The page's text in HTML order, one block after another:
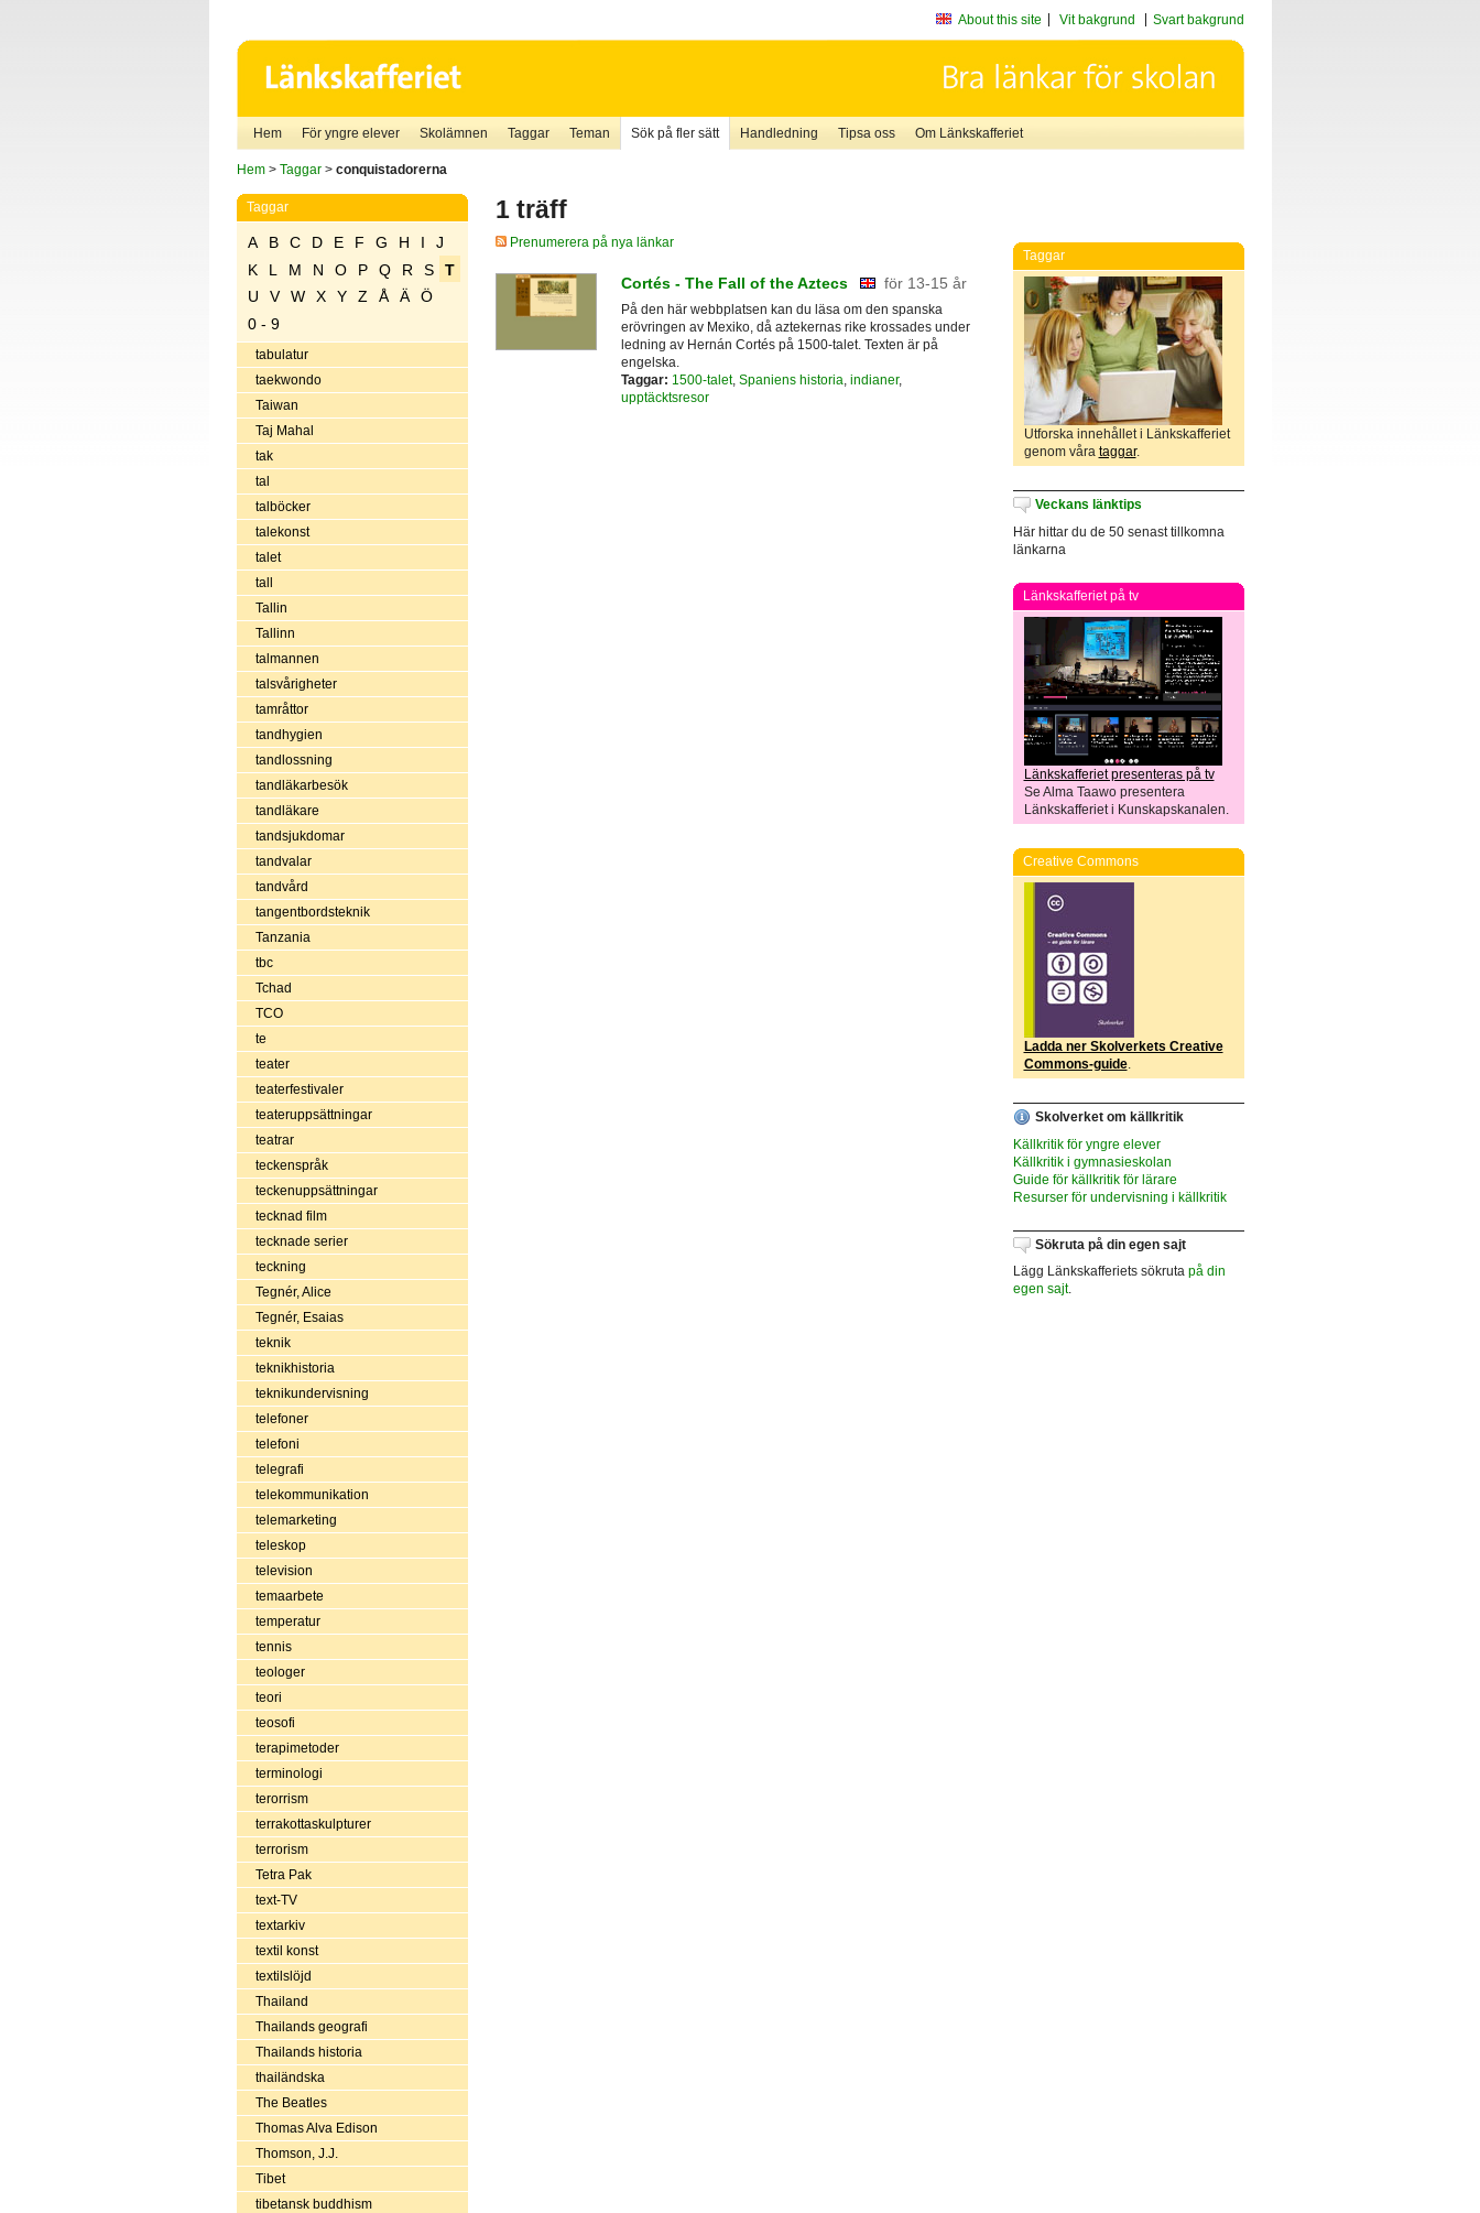
About this site Vit bakgrund Svart bakgrund
Hem För yngre elever Skolämnen Taggar Teman Sök på fler sätt Handledning Tipsa oss Om Länkskafferiet
Hem> Taggar> conquistadorerna
Taggar
A B C D E F G H I
J
K
L M N O P Q R S
T
U
V W X Y Z Å Ä
Ö
0 - 9
tabulatur
taekwondo
Taiwan
Taj Mahal
tak
tal
talböcker
talekonst
talet
tall
Tallin
Tallinn
talmannen
talsvårigheter
tamråttor
tandhygien
tandlossning
tandläkarbesök
tandläkare
tandsjukdomar
tandvalar
tandvård
tangentbordsteknik
Tanzania
tbc
Tchad
TCO
te
teater
teaterfestivaler
teateruppsättningar
teatrar
teckenspråk
teckenuppsättningar
tecknad film
tecknade serier
teckning
Tegnér, Alice
Tegnér, Esaias
teknik
teknikhistoria
teknikundervisning
telefoner
telefoni
telegrafi
telekommunikation
telemarketing
teleskop
television
temaarbete
temperatur
tennis
teologer
teori
teosofi
terapimetoder
terminologi
terorrism
terrakottaskulpturer
terrorism
Tetra Pak
text-TV
textarkiv
textil konst
textilslöjd
Thailand
Thailands geografi
Thailands historia
thailändska
The Beatles
Thomas Alva Edison
Thomson, J.J.
Tibet
tibetansk buddhism
1 träff
Prenumerera på nya länkar
Cortés - The Fall of the Aztecs för 13-15 år
På den här webbplatsen kan du läsa om den spanska
erövringen av Mexiko, då aztekernas rike krossades under
ledning av Hernán Cortés på 1500-talet. Texten är på
engelska.
Taggar: 1500-talet, Spaniens historia indianer,
upptäcktsresor
Taggar
Utforska innehållet i Länkskafferiet
genom våra taggar.
Veckans länktips
Här hittar du de 50 senast tillkomna
länkarna
Länkskafferiet på tv
Länkskafferiet presenteras på tv
Se Alma Taawo presentera
Länkskafferiet i Kunskapskanalen.
Creative Commons
Ladda ner Skolverkets Creative
Commons-guide.
Skolverket om källkritik
Källkritik för yngre elever
Källkritik i gymnasieskolan
Guide för källkritik för lärare
Resurser för undervisning i källkritik
Sökruta på din egen sajt
Lägg Länkskafferiets sökruta på din
egen sajt.